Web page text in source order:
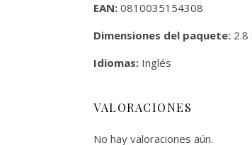
EAN: 0810035154308
Dimensiones del paquete: 2.8
Idiomas: Inglés
VALORACIONES
No hay valoraciones aún.